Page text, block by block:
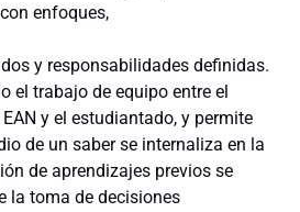
enfoques,
y responsabilidades definidas.
el trabajo de equipo entre el
y el estudiantado, y permite
de un saber se internaliza en la
de aprendizajes previos se
la toma de decisiones